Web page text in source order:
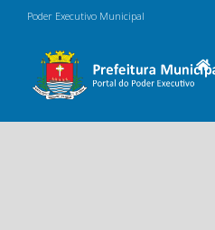
Poder Executivo Municipal